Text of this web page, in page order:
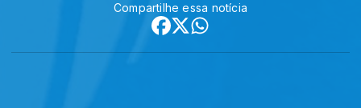
Compartilhe essa notícia